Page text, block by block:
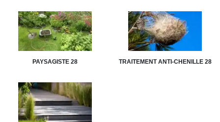
PAYSAGISTE 28 TRAITEMENT ANTI-CHENILLE 28